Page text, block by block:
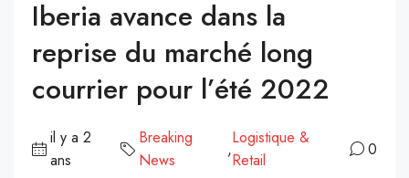
Iberia avance dans la
reprise du marché long
courrier pour l’été 2022
il y a 2
ans
Breaking
News
,
Logistique &
Retail
0